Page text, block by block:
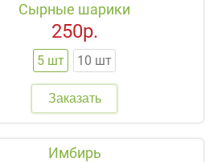
Сырные шарики
5 шт 10 шт
250р.
Заказать
Имбирь